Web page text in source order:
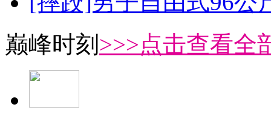
巅峰时刻 >>>点击查看全